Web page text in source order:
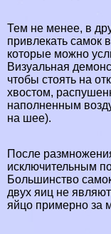
Тем не менее, в
привлекать самок
которые можно
Визуальная
чтобы стоять на
хвостом,
наполненным
на шее).
После
исключительным
Большинство
двух яиц не
яйцо примерно за